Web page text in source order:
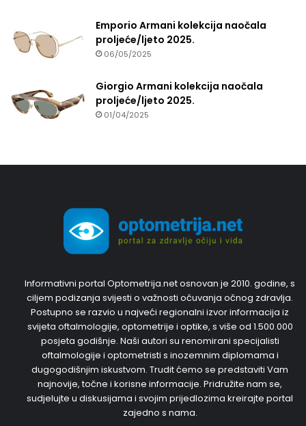
Emporio Armani kolekcija naočala
proljeće/ljeto 2025.
06/05/2025
Giorgio Armani kolekcija naočala
proljeće/ljeto 2025.
01/04/2025
Informativni portal Optometrija.net osnovan je 2010. godine, s
ciljem podizanja svijesti o važnosti očuvanja očnog zdravlja.
Postupno se razvio u najveći regionalni izvor informacija iz
svijeta oftalmologije, optometrije i optike, s više od 1.500.000
posjeta godišnje. Naši autori su renomirani specijalisti
oftalmologije i optometristi s inozemnim diplomama i
dugogodišnjim iskustvom. Trudit ćemo se predstaviti Vam
najnovije, točne i korisne informacije. Pridružite nam se,
sudjelujte u diskusijama i svojim prijedlozima kreirajte portal
zajedno s nama.